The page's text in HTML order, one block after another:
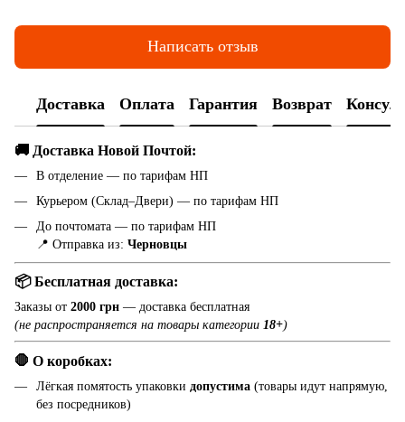
Написать отзыв
Доставка Оплата Гарантия Возврат
🚚 Доставка Новой Почтой:
В отделение — по тарифам НП
Курьером (Склад–Двери) — по тарифам НП
До почтомата — по тарифам НП
📍 Отправка из: Черновцы
📦 Бесплатная доставка:
Заказы от 2000 грн — доставка бесплатная
(не распространяется на товары категории 18+)
🛑 О коробках:
Лёгкая помятость упаковки допустима (товары идут напрямую,
без посредников)